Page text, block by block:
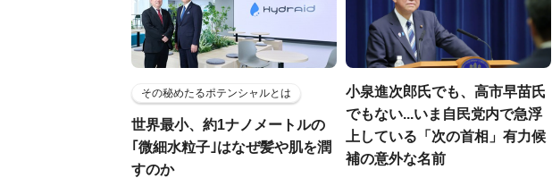
その秘めたるポテンシャルとは
世界最小、約1ナノメートルの
｢微細水粒子｣はなぜ髪や肌を潤
すのか
小泉進次郎氏でも、高市早苗氏
でもない...いま自民党内で急浮
上している「次の首相」有力候
補の意外な名前